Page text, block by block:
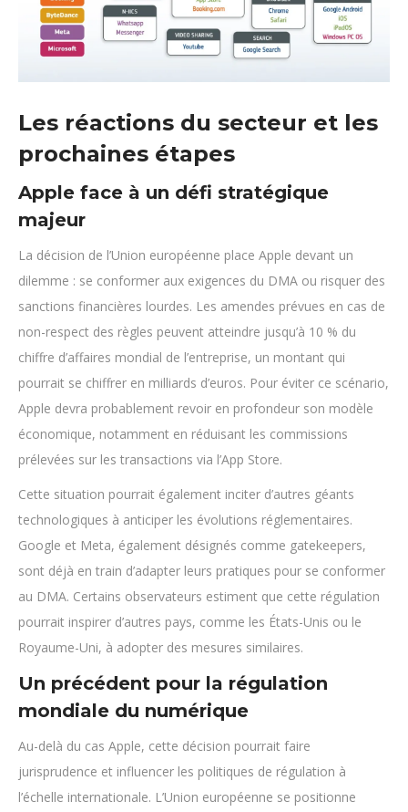
Les réactions du secteur et les
prochaines étapes
Apple face à un défi stratégique
majeur
La décision de l’Union européenne place Apple devant un
dilemme : se conformer aux exigences du DMA ou risquer des
sanctions financières lourdes. Les amendes prévues en cas de
non-respect des règles peuvent atteindre jusqu’à 10 % du
chiffre d’affaires mondial de l’entreprise, un montant qui
pourrait se chiffrer en milliards d’euros. Pour éviter ce scénario,
Apple devra probablement revoir en profondeur son modèle
économique, notamment en réduisant les commissions
prélevées sur les transactions via l’App Store.
Cette situation pourrait également inciter d’autres géants
technologiques à anticiper les évolutions réglementaires.
Google et Meta, également désignés comme gatekeepers,
sont déjà en train d’adapter leurs pratiques pour se conformer
au DMA. Certains observateurs estiment que cette régulation
pourrait inspirer d’autres pays, comme les États-Unis ou le
Royaume-Uni, à adopter des mesures similaires.
Un précédent pour la régulation
mondiale du numérique
Au-delà du cas Apple, cette décision pourrait faire
jurisprudence et influencer les politiques de régulation à
l’échelle internationale. L’Union européenne se positionne